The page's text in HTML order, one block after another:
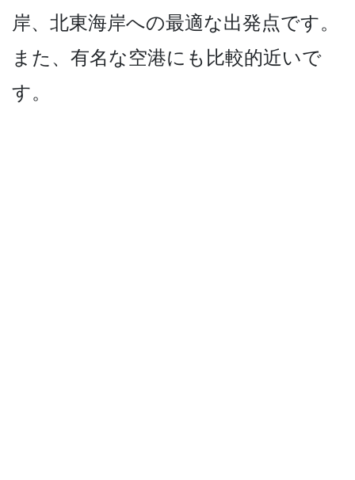
岸、北東海­岸への最適な出発点です。
また、有名な空港にも比較­的近いで
す。